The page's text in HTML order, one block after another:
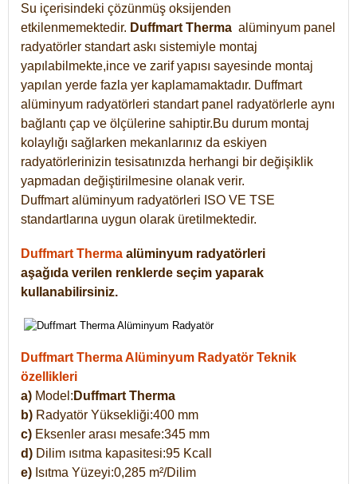
Su içerisindeki çözünmüş oksijenden
etkilenmemektedir. Duffmart Therma alüminyum panel
radyatörler standart askı sistemiyle montaj
yapılabilmekte,ince ve zarif yapısı sayesinde montaj
yapılan yerde fazla yer kaplamamaktadır. Duffmart
alüminyum radyatörleri standart panel radyatörlerle aynı
bağlantı çap ve ölçülerine sahiptir.Bu durum montaj
kolaylığı sağlarken mekanlarınız da eskiyen
radyatörlerinizin tesisatınızda herhangi bir değişiklik
yapmadan değiştirilmesine olanak verir.
Duffmart alüminyum radyatörleri ISO VE TSE
standartlarına uygun olarak üretilmektedir.
Duffmart Therma alüminyum radyatörleri
aşağıda verilen renklerde seçim yaparak
kullanabilirsiniz.
Duffmart Therma Alüminyum Radyatör Teknik
özellikleri
a) Model: Duffmart Therma
b) Radyatör Yüksekliği:400 mm
c) Eksenler arası mesafe:345 mm
d) Dilim ısıtma kapasitesi:95 Kcall
e) Isıtma Yüzeyi:0,285 m²/Dilim